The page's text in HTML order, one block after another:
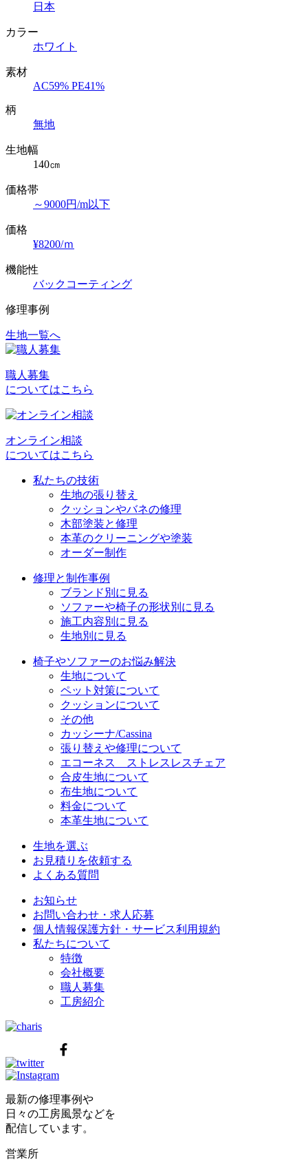
日本
カラー
ホワイト
素材
AC59% PE41%
柄
無地
生地幅
140㎝
価格帯
～9000円/m以下
価格
¥8200/ｍ
機能性
バックコーティング
修理事例
投
ナ
ビ
ー
生地一覧へ
職人募集
についてはこちら
オンライン相談
についてはこちら
私たちの技術
生地の張り替え
クッションやバネの修理
木部塗装と修理
本革のクリーニングや塗装
オーダー制作
修理と制作事例
ブランド別に見る
ソファーや椅子の形状別に見る
施工内容別に見る
生地別に見る
椅子やソファーのお悩み解決
生地について
ペット対策について
クッションについて
その他
カッシーナ/Cassina
張り替えや修理について
エコーネス ストレスレスチェア
合皮生地について
布生地について
料金について
本革生地について
生地を選ぶ
お見積りを依頼する
よくある質問
お知らせ
お問い合わせ・求人応募
個人情報保護方針・サービス利用規約
私たちについて
特徴
会社概要
職人募集
工房紹介
最新の修理事例や
日々の工房風景などを
配信しています。
営業所